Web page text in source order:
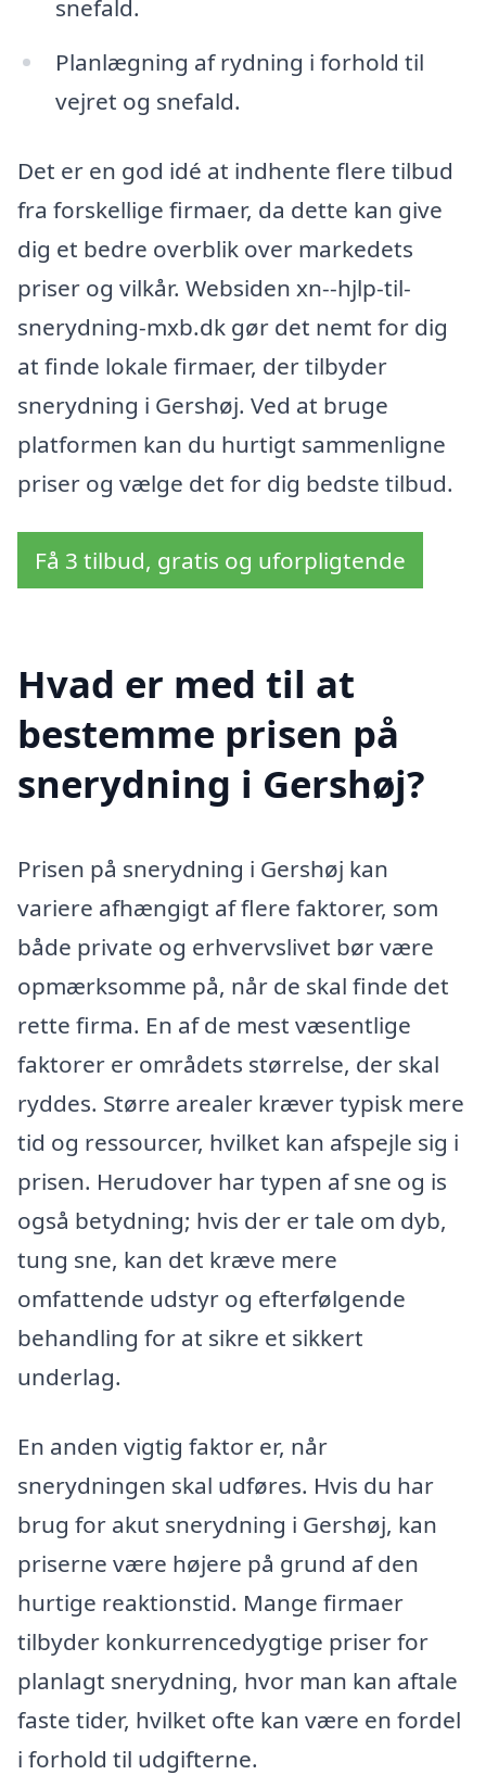
snefald.
Planlægning af rydning i forhold til
vejret og snefald.
Det er en god idé at indhente flere tilbud
fra forskellige firmaer, da dette kan give
dig et bedre overblik over markedets
priser og vilkår. Websiden xn--hjlp-til-
snerydning-mxb.dk gør det nemt for dig
at finde lokale firmaer, der tilbyder
snerydning i Gershøj. Ved at bruge
platformen kan du hurtigt sammenligne
priser og vælge det for dig bedste tilbud.
Få 3 tilbud, gratis og uforpligtende
Hvad er med til at
bestemme prisen på
snerydning i Gershøj?
Prisen på snerydning i Gershøj kan
variere afhængigt af flere faktorer, som
både private og erhvervslivet bør være
opmærksomme på, når de skal finde det
rette firma. En af de mest væsentlige
faktorer er områdets størrelse, der skal
ryddes. Større arealer kræver typisk mere
tid og ressourcer, hvilket kan afspejle sig i
prisen. Herudover har typen af sne og is
også betydning; hvis der er tale om dyb,
tung sne, kan det kræve mere
omfattende udstyr og efterfølgende
behandling for at sikre et sikkert
underlag.
En anden vigtig faktor er, når
snerydningen skal udføres. Hvis du har
brug for akut snerydning i Gershøj, kan
priserne være højere på grund af den
hurtige reaktionstid. Mange firmaer
tilbyder konkurrencedygtige priser for
planlagt snerydning, hvor man kan aftale
faste tider, hvilket ofte kan være en fordel
i forhold til udgifterne.